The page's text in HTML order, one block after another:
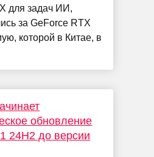
для задач ИИ,
за GeForce RTX
которой в Китае, в
обновление
24H2 до версии